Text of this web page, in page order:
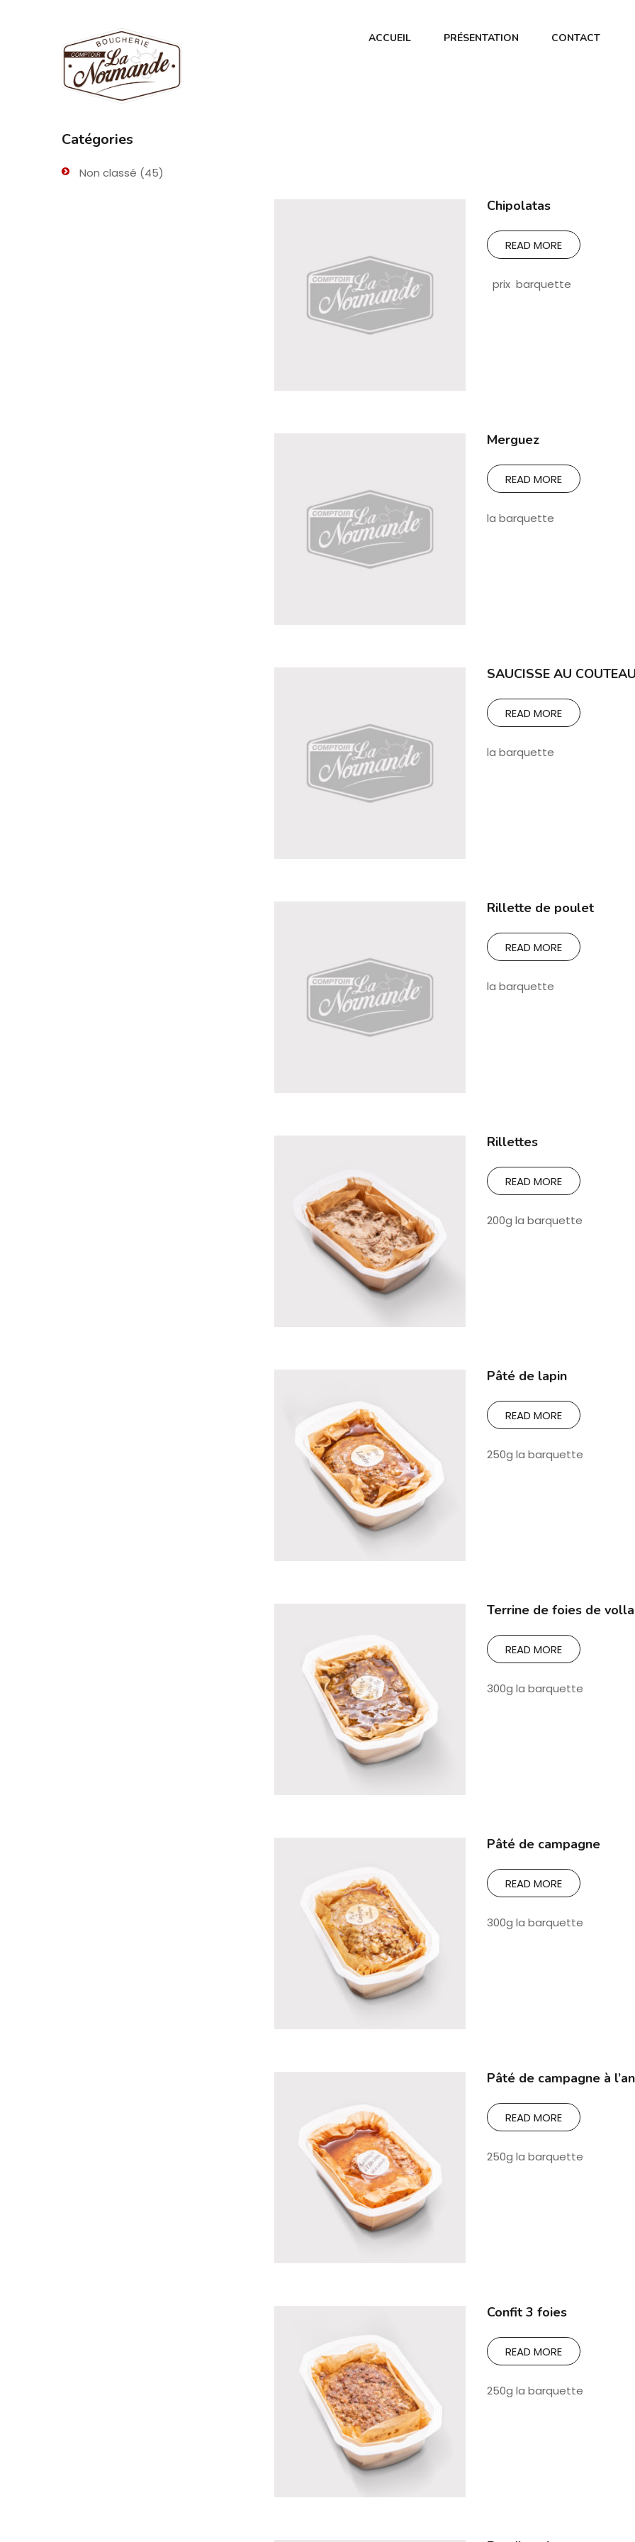
ACCUEIL PRÉSENTATION CONTACT
Catégories
Non classé (45)
Chipolatas
READ MORE
prix barquette
Merguez
READ MORE
la barquette
SAUCISSE AU
READ MORE
la barquette
Rillette de poulet
READ MORE
la barquette
Rillettes
READ MORE
200g la barquette
Pâté de lapin
READ MORE
250g la barquette
Terrine de foies de
READ MORE
300g la barquette
Pâté de campagne
READ MORE
300g la barquette
Pâté de campagne à
READ MORE
250g la barquette
Confit 3 foies
READ MORE
250g la barquette